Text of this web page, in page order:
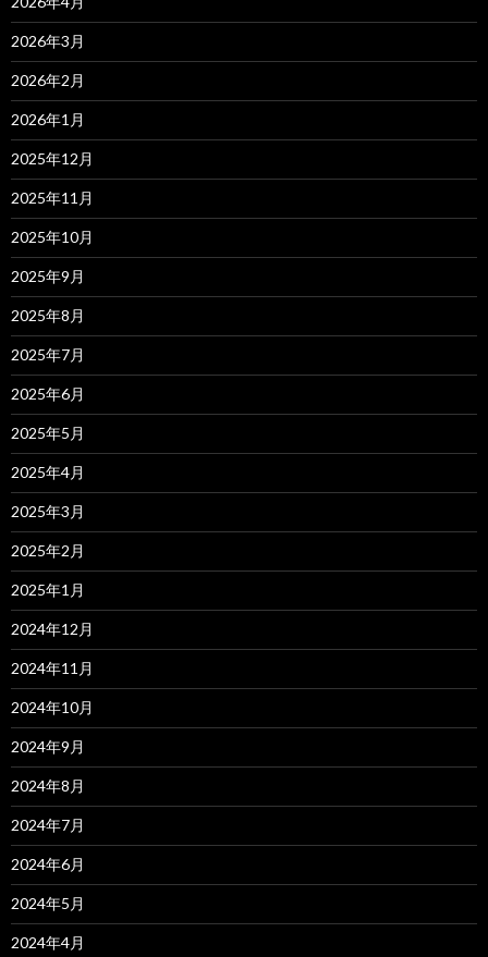
2026年3月
2026年2月
2026年1月
2025年12月
2025年11月
2025年10月
2025年9月
2025年8月
2025年7月
2025年6月
2025年5月
2025年4月
2025年3月
2025年2月
2025年1月
2024年12月
2024年11月
2024年10月
2024年9月
2024年8月
2024年7月
2024年6月
2024年5月
2024年4月